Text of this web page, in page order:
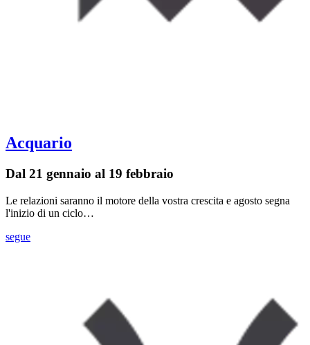
Acquario
Dal 21 gennaio al 19 febbraio
Le relazioni saranno il motore della vostra crescita e agosto segna
l'inizio di un ciclo…
segue